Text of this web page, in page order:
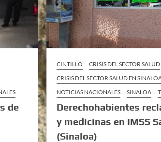
de
CINTILLO
CRISIS DEL SECTOR SALUD
CRISIS DEL SECTOR SALUD EN
NOTICIAS NACIONALES
SINALOA
Derechohabientes
y medicinas en IMSS
(Sinaloa)